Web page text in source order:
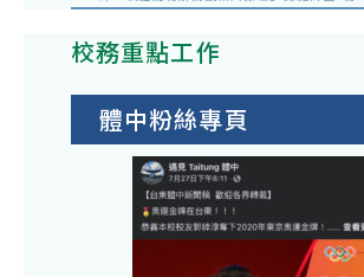
校務重點工作
體中粉絲專頁